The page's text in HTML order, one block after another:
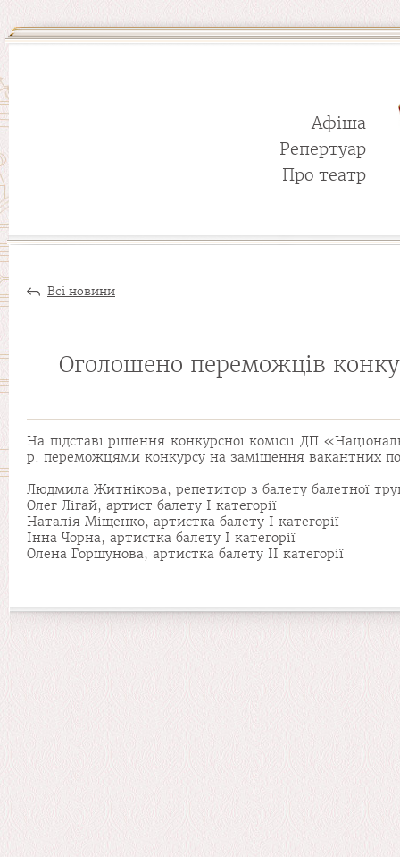
Афіша
Репертуар
Про театр
Всі новини
Оголошено переможців
На підставі рішення конкурсної комісії ДП
р. переможцями конкурсу на заміщення вакантних
Людмила Житнікова, репетитор з балету балетної
Олег Лігай, артист балету І категорії
Наталія Міщенко, артистка балету І категорії
Інна Чорна, артистка балету І категорії
Олена Горшунова, артистка балету ІІ категорії